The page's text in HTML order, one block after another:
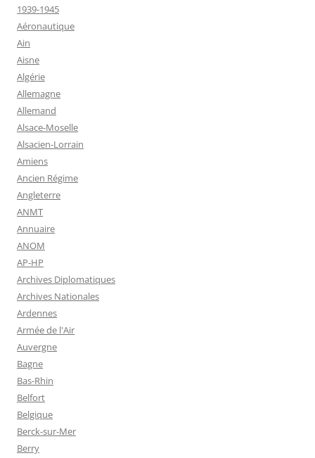
1939-1945
Aéronautique
Ain
Aisne
Algérie
Allemagne
Allemand
Alsace-Moselle
Alsacien-Lorrain
Amiens
Ancien Régime
Angleterre
ANMT
Annuaire
ANOM
AP-HP
Archives Diplomatiques
Archives Nationales
Ardennes
Armée de l'Air
Auvergne
Bagne
Bas-Rhin
Belfort
Belgique
Berck-sur-Mer
Berry